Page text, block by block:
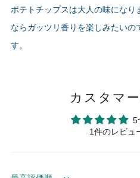
ポテトチップスは大人の味にな
ならガッツリ香りを楽しみたい
す。
カスタマ
5
1件のレビュ